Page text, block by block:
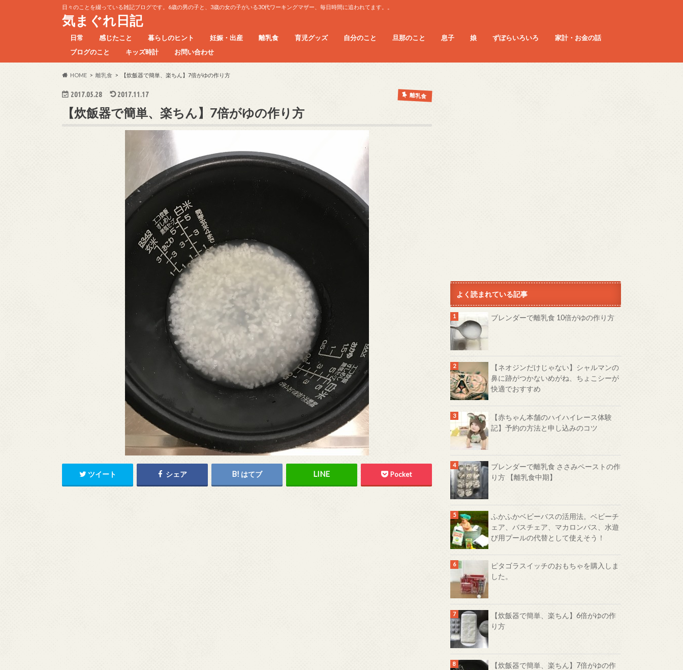
日々のことを綴っている雑記ブログです。6歳の男の子と、3歳の女の子がいる30代ワーキングマザー、毎日時間に追われてます。。
気まぐれ日記
日常
ただの日記
感じたこと 暮らしのヒント 妊娠・出産 離乳食 育児グッズ 自分のこと 旦那のこと 息子 娘 ずぼらいろいろ
家計・お金の話
ブログのこと
キッズ時計 お問い合わせ
HOME 離乳食 【炊飯器で簡単、楽ちん】7倍がゆの作り方
2017.05.28 2017.11.17 離乳食
【炊飯器で簡単、楽ちん】7倍がゆの作り方
ツイート シェア はてブ Pocket
よく読まれている記事
ブレンダーで離乳食 10倍がゆの作り方
【ネオジンだけじゃない】シャルマンの
鼻に跡がつかないめがね、ちょこシーが
快適でおすすめ
【赤ちゃん本舗のハイハイレース体験
記】予約の方法と申し込みのコツ
ブレンダーで離乳食 ささみペーストの作
り方 【離乳食中期】
ふかふかベビーバスの活用法。ベビーチ
ェア、バスチェア、マカロンバス、水遊
び用プールの代替として使えそう！
ピタゴラスイッチのおもちゃを購入しま
した。
【炊飯器で簡単、楽ちん】6倍がゆの作
り方
【炊飯器で簡単、楽ちん】7倍がゆの作